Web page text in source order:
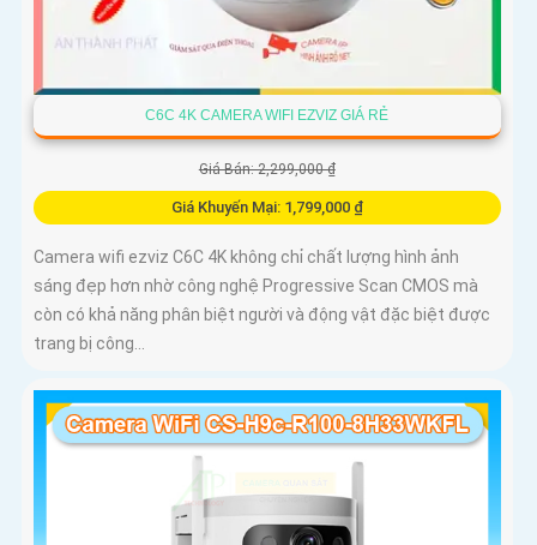
C6C 4K CAMERA WIFI EZVIZ GIÁ RẺ
Giá Bán: 2,299,000 ₫
Giá Khuyến Mại: 1,799,000 ₫
Camera wifi ezviz C6C 4K không chỉ chất lượng hình ảnh
sáng đẹp hơn nhờ công nghệ Progressive Scan CMOS mà
còn có khả năng phân biệt người và động vật đặc biệt được
trang bị công...